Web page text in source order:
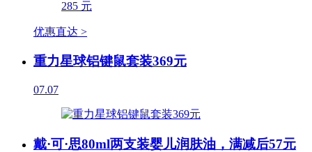
优惠直达 >
重力星球铝键鼠套装369元
07.07
戴·可·思80ml两支装婴儿润肤油，满减后57元